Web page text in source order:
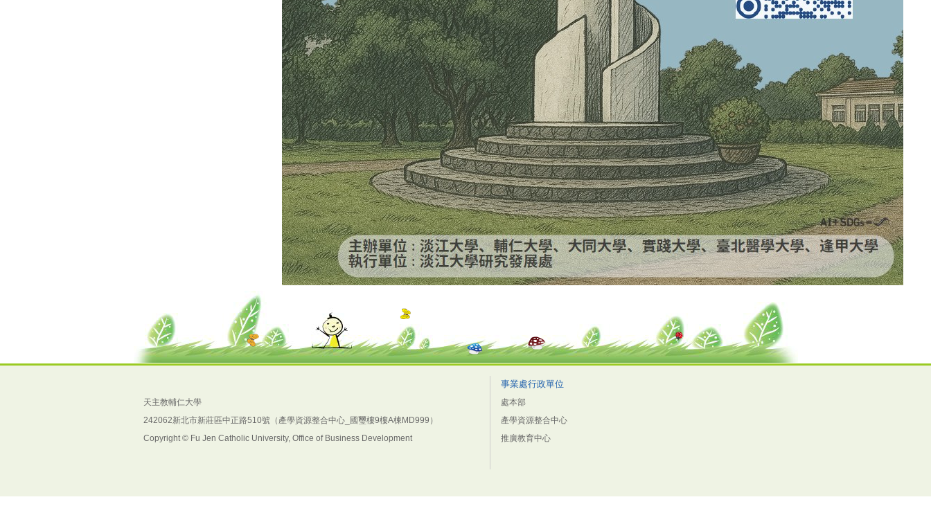
天主教輔仁大學
242062新北市新莊區中正路510號（產學資源整合中心_國璽樓9樓A棟MD999）
Copyright © Fu Jen Catholic University, Office of Business Development
事業處行政單位
處本部
產學資源整合中心
推廣教育中心